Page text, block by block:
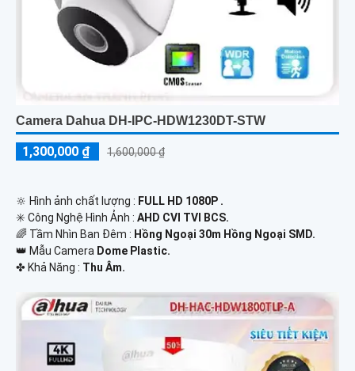
Camera Dahua DH-IPC-HDW1230DT-STW
1,300,000 ₫ 1,600,000 ₫
🔆 Hình ảnh chất lượng : FULL HD 1080P .
✳️ Công Nghệ Hình Ảnh : AHD CVI TVI BCS.
🌈 Tầm Nhìn Ban Đêm : Hồng Ngoại 30m Hồng Ngoại SMD.
👑 Mẫu Camera Dome Plastic.
️✤ Khả Năng : Thu Âm.